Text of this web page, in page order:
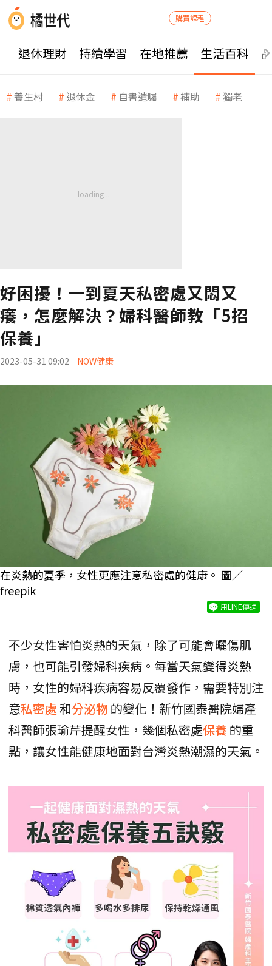
購買課程
退休理財 持續學習 在地推薦 生活百科
養生村 退休金 自書遺囑 補助 獨老
好困擾！一到夏天私密處又悶又
癢，怎麼解決？婦科醫師教「5招
保養」
2023-05-31 09:02 NOW健康
在炎熱的夏季，女性更應注意私密處的健康。 圖／
freepik
用LINE傳送
不少女性害怕炎熱的天氣，除了可能會曬傷肌
膚，也可能引發婦科疾病。每當天氣變得炎熱
時，女性的婦科疾病容易反覆發作，需要特別注
意私密處和分泌物 的變化！新竹國泰醫院婦產
科醫師張瑜芹提醒女性，幾個私密處保養的重
點，讓女性能健康地面對台灣炎熱潮濕的天氣。